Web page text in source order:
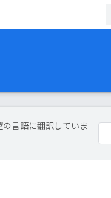
言語に翻訳していま